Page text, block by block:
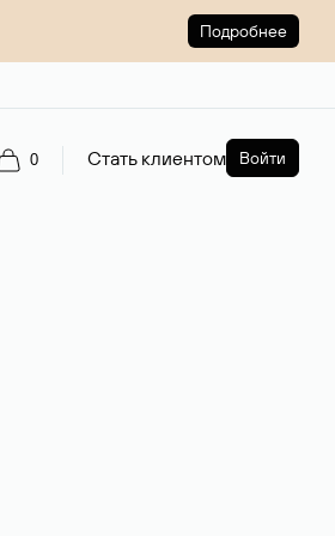
Подробнее
0 Стать клиентом Войти